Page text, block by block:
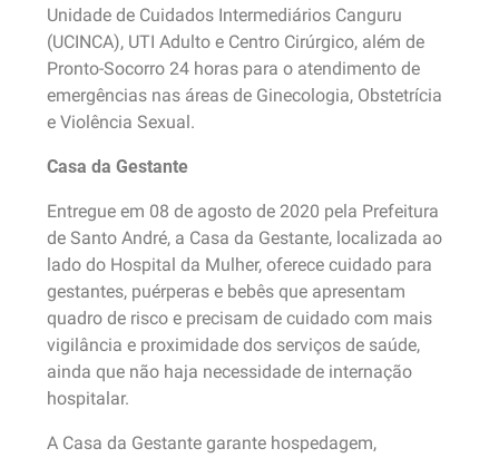
Unidade de Cuidados Intermediários Canguru
(UCINCA), UTI Adulto e Centro Cirúrgico, além de
Pronto-Socorro 24 horas para o atendimento de
emergências nas áreas de Ginecologia, Obstetrícia
e Violência Sexual.
Casa da Gestante
Entregue em 08 de agosto de 2020 pela Prefeitura
de Santo André, a Casa da Gestante, localizada ao
lado do Hospital da Mulher, oferece cuidado para
gestantes, puérperas e bebês que apresentam
quadro de risco e precisam de cuidado com mais
vigilância e proximidade dos serviços de saúde,
ainda que não haja necessidade de internação
hospitalar.
A Casa da Gestante garante hospedagem,